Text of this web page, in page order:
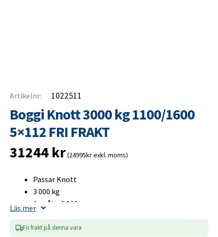
Artikelnr: 1022511
Boggi Knott 3000 kg 1100/1600
5×112 FRI FRAKT
31244 kr(24995kr exkl. moms)
Passar Knott
3 000 kg
A-mått: 1 100 mm
Bultcirkel 5×112
Läs mer
Fri frakt på denna vara